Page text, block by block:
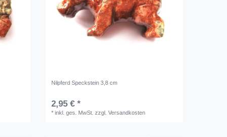
Nilpferd Speckstein 3,8 cm
2,95 € *
*inkl. ges. MwSt. zzgl.Versandkosten